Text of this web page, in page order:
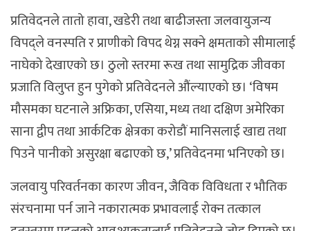
प्रतिवेदनले तातो हावा, खडेरी तथा बाढीजस्ता जलवायुजन्य
विपद्ले वनस्पति र प्राणीको विपद थेग्न सक्ने क्षमताको सीमालाई
नाघेको देखाएको छ। ठुलो स्तरमा रूख तथा सामुद्रिक जीवका
प्रजाति विलुप्त हुन पुगेको प्रतिवेदनले औंल्याएको छ। ‘विषम
मौसमका घटनाले अफ्रिका, एसिया, मध्य तथा दक्षिण अमेरिका
साना द्वीप तथा आर्कटिक क्षेत्रका करोडौं मानिसलाई खाद्य तथा
पिउने पानीको असुरक्षा बढाएको छ,’ प्रतिवेदनमा भनिएको छ।
जलवायु परिवर्तनका कारण जीवन, जैविक विविधता र भौतिक
संरचनामा पर्न जाने नकारात्मक प्रभावलाई रोक्न तत्काल